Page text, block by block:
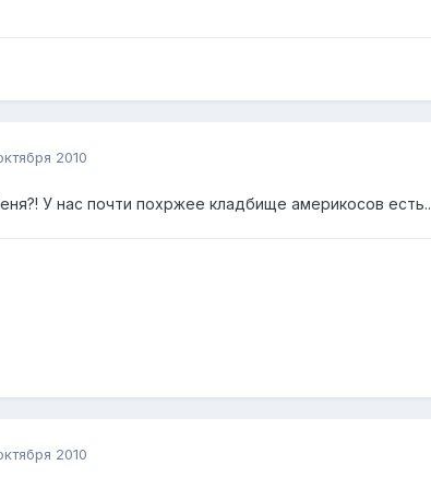
2010
У нас почти похржее кладбище америкосов есть..
2010